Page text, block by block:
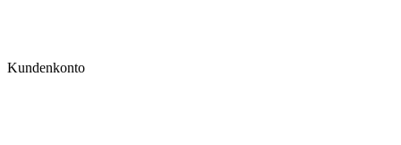
Kundenkonto